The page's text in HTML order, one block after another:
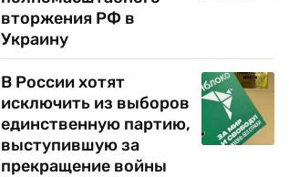
вторжения РФ в
Украину
В России хотят
исключить из выборов
единственную партию,
выступившую за
прекращение войны